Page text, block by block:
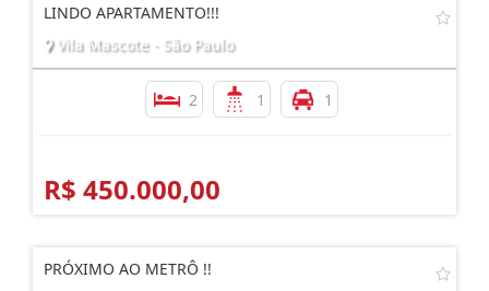
LINDO APARTAMENTO!!!
Vila Mascote - São Paulo
2 1 1
R$ 450.000,00
PRÓXIMO AO METRÔ !!